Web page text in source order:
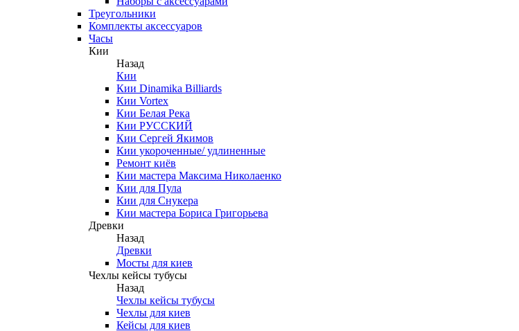
Треугольники
Комплекты аксессуаров
Часы
Кии
Назад
Кии
Кии Dinamika Billiards
Кии Vortex
Кии Белая Река
Кии РУССКИЙ
Кии Сергей Якимов
Кии укороченные/ удлиненные
Ремонт киёв
Кии мастера Максима Николаенко
Кии для Пула
Кии для Снукера
Кии мастера Бориса Григорьева
Древки
Назад
Древки
Мосты для киев
Чехлы кейсы тубусы
Назад
Чехлы кейсы тубусы
Чехлы для киев
Кейсы для киев